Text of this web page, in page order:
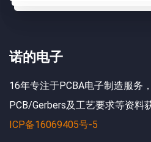
诺的电子
16年专注于PCBA电子制造服务
PCB/Gerbers及工艺要求等资料
ICP备16069405号-5